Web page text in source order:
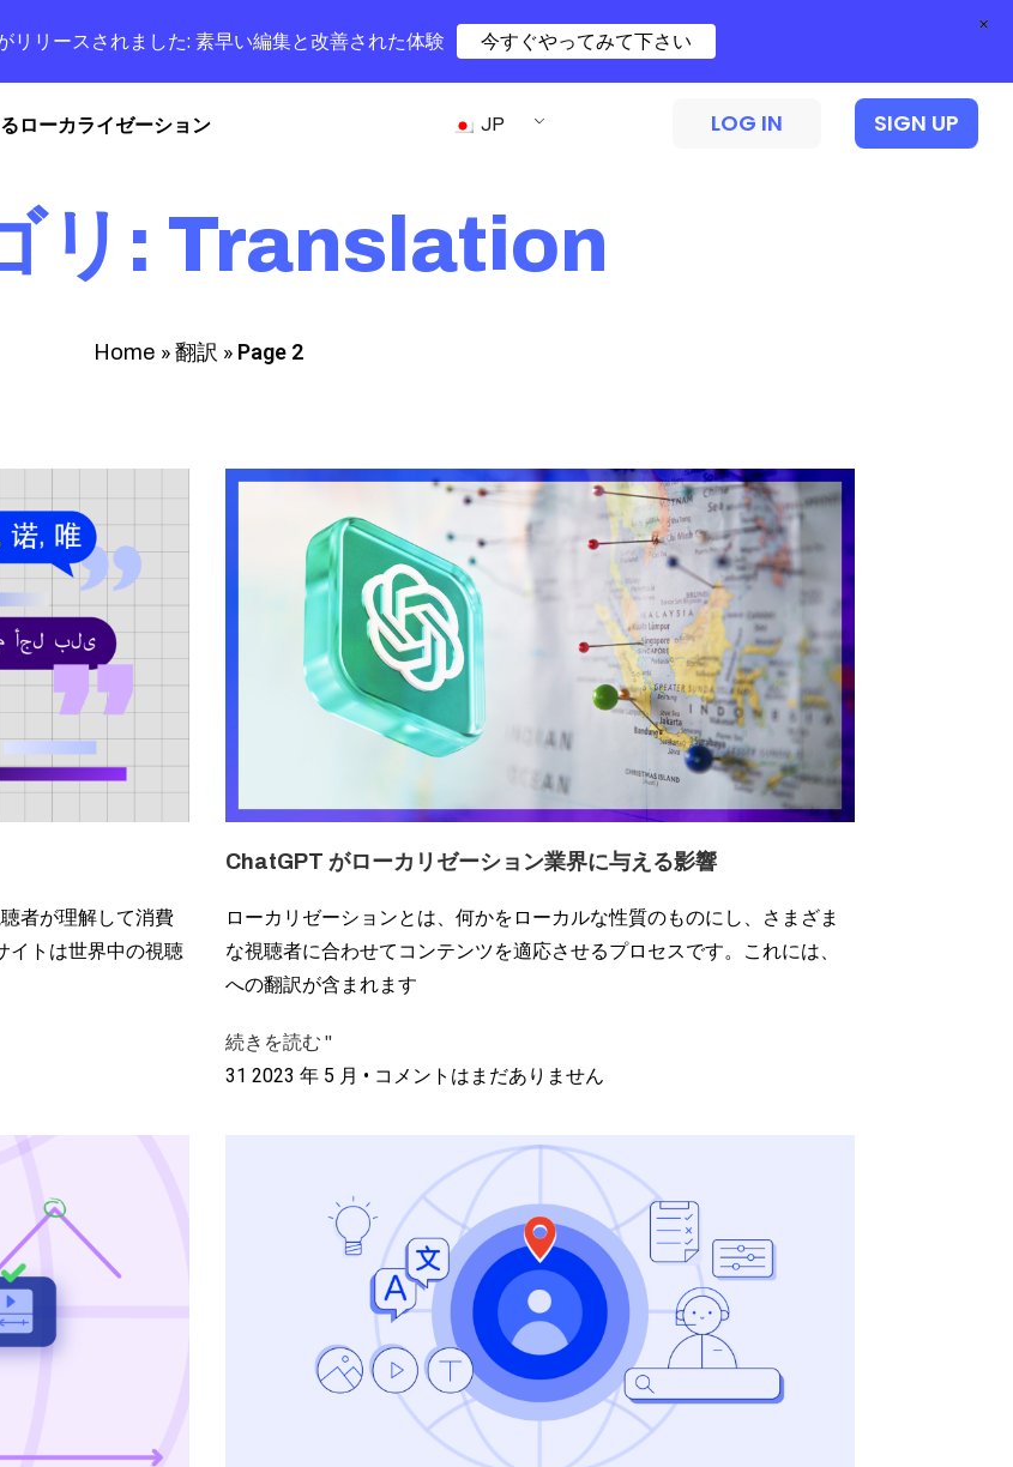
ローカライゼーション JP LOG IN SIGN UP
リ: Translation
Home »翻訳 » Page 2
者が理解して消費
イトは世界中の視聴
ChatGPT がローカリゼーション業界に与える影響
ローカリゼーションとは、何かをローカルな性質のものにし、さまざま
な視聴者に合わせてコンテンツを適応させるプロセスです。これには、
への翻訳が含まれます
続きを読む "
31 2023 年 5 月 コメントはまだありません
リリースされました: 素早い編集と改善された体験 今すぐやってみて下さい
×